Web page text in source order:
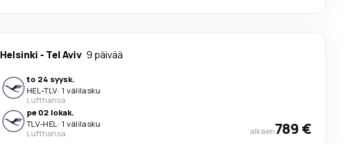
Helsinki - Tel Aviv 9 päivää
to 24 syysk.
HEL-TLV· 1 välilasku
Lufthansa
pe 02 lokak.
TLV-HEL· 1 välilasku
Lufthansa
alkaen789 €